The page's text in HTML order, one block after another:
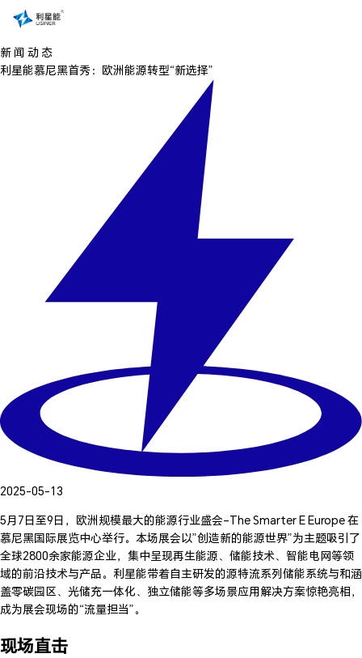
新 闻 动 态
利星能慕尼黑首秀：欧洲能源转型“新选择”
2025-05-13
5月7日至9日，欧洲规模最大的能源行业盛会–The Smarter E Europe 在
慕尼黑国际展览中心举行。本场展会以”创造新的能源世界”为主题吸引了
全球2800余家能源企业，集中呈现再生能源、储能技术、智能电网等领
域的前沿技术与产品。利星能带着自主研发的源特流系列储能系统与和涵
盖零碳园区、光储充一体化、独立储能等多场景应用解决方案惊艳亮相，
成为展会现场的“流量担当”。
现场直击